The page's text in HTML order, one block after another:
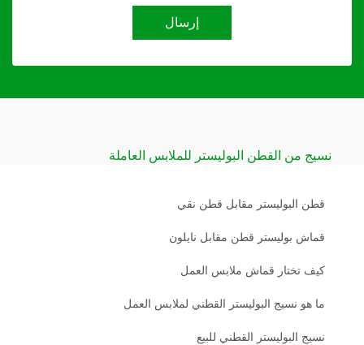
إرسال
نسيج من القطن البوليستر للملابس العاملة
قطن البوليستر مقابل قطن نقي
قماش بوليستر قطن مقابل نايلون
كيف تختار قماش ملابس العمل
ما هو نسيج البوليستر القطني لملابس العمل
نسيج البوليستر القطني للبيع